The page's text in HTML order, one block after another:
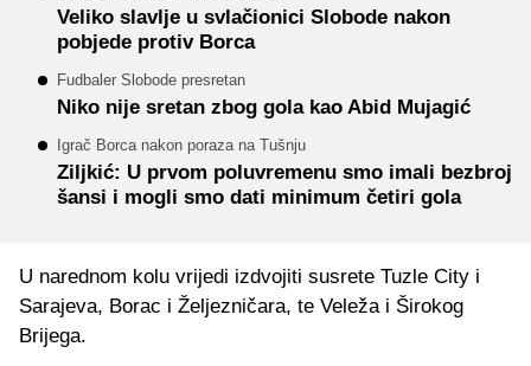
Veliko slavlje u svlačionici Slobode nakon
pobjede protiv Borca
Fudbaler Slobode presretan
Niko nije sretan zbog gola kao Abid Mujagić
Igrač Borca nakon poraza na Tušnju
Ziljkić: U prvom poluvremenu smo imali bezbroj
šansi i mogli smo dati minimum četiri gola
U narednom kolu vrijedi izdvojiti susrete Tuzle City i
Sarajeva, Borac i Željezničara, te Veleža i Širokog
Brijega.